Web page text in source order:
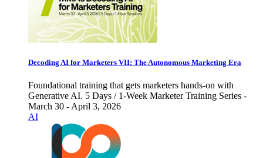
Decoding AI for Marketers VII: The Autonomous Marketing Era
Foundational training that gets marketers hands-on with
Generative AI. 5 Days / 1-Week Marketer Training Series -
March 30 - April 3, 2026
AI